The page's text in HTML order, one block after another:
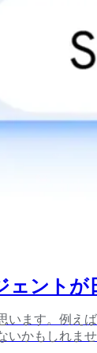
ェント
ます。例え
いかもしれま